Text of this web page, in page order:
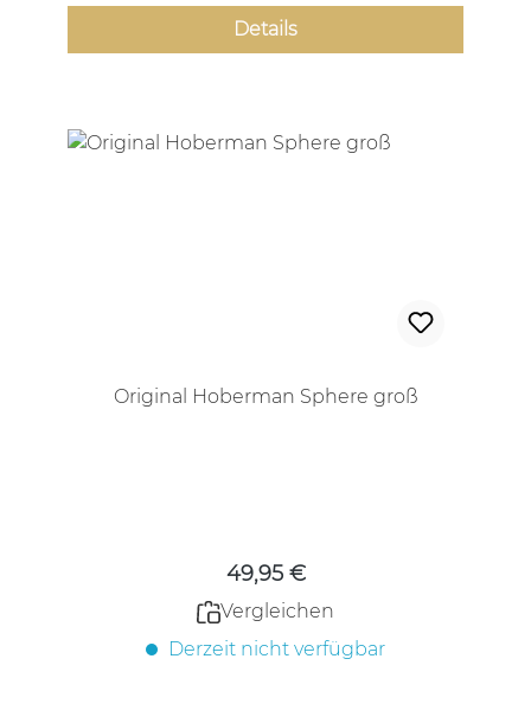
Details
Original Hoberman Sphere groß
49,95 €
Vergleichen
Derzeit nicht verfügbar